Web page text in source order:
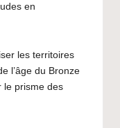
en
les territoires
l’âge du Bronze
le prisme des